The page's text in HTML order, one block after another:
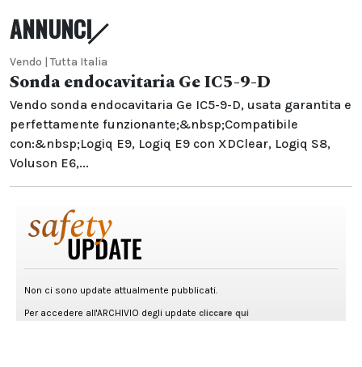
ANNUNCI
Vendo | Tutta Italia
Sonda endocavitaria Ge IC5-9-D
Vendo sonda endocavitaria Ge IC5-9-D, usata garantita e
perfettamente funzionante;&nbsp;Compatibile
con:&nbsp;Logiq E9, Logiq E9 con XDClear, Logiq S8,
Voluson E6,...